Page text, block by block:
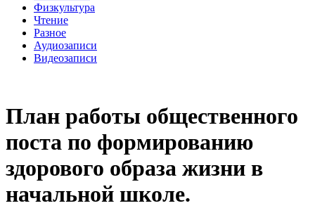
Физкультура
Чтение
Разное
Аудиозаписи
Видеозаписи
План работы общественного
поста по формированию
здорового образа жизни в
начальной школе.